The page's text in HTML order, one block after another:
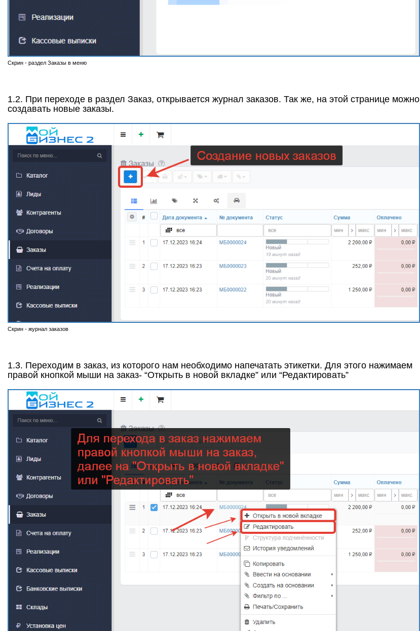
Скрин - раздел Заказы в меню
1.2. При переходе в раздел Заказ, открывается журнал заказов. Так же, на этой странице можно
создавать новые заказы.
Скрин - журнал заказов
1.3. Переходим в заказ, из которого нам необходимо напечатать этикетки. Для этого нажимаем
правой кнопкой мыши на заказ- “Открыть в новой вкладке” или “Редактировать”